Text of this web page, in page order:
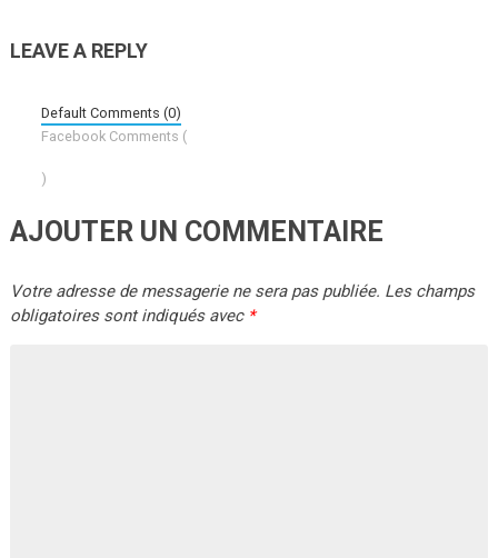
LEAVE A REPLY
Default Comments (0)
Facebook Comments (
)
AJOUTER UN COMMENTAIRE
Votre adresse de messagerie ne sera pas publiée. Les champs
obligatoires sont indiqués avec *